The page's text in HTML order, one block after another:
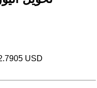
USD